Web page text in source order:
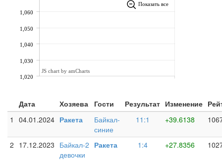
1,020
1,030
1,040
1,050
1,060
Показать все
JS chart by amCharts
Дата Хозяева Гости Результат Изменение
1
04.01.2024 Ракета
Байкал-
синие
11:1 +39.6138
2 17.12.2023 Байкал-2
девочки
Ракета 1:4 +27.8356